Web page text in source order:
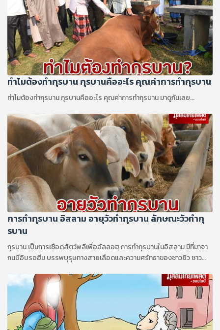
ทำไมต้องทำกุรบาน กุรบานคืออะไร คุณค่าการทำกุรบาน
ทำไมต้องทำกุรบาน กุรบานคืออะไร คุณค่าการทำกุรบาน มาดูกันเลย...
การทํากุรบาน อิสลาม อายุวัวทำกุรบาน ลักษณะวัวทำกุ
รบาน
กุรบาน เป็นการเชือดสัตว์พลีเพื่ออัลลอฮฺ การทํากุรบานในอิสลาม มีที่มาจา
กนบีอิบรอฮีม บรรพบุรุษทางสายเลือดและความศรัทธาของชาวยิว ชาว